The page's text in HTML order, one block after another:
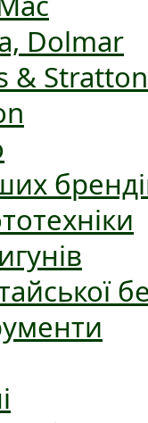
Dolmar
& Stratton